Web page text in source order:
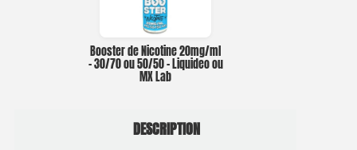
Booster de Nicotine 20mg/ml
– 30/70 ou 50/50 – Liquideo ou
MX Lab
DESCRIPTION